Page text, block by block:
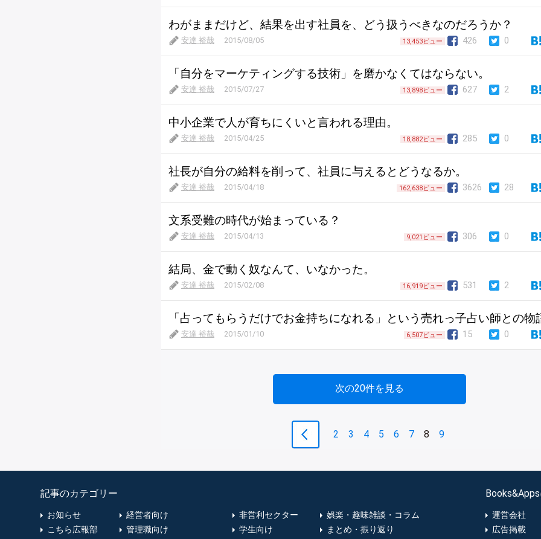
わがままだけど、結果を出す社員を、どう扱うべきなのだろうか？
安達 裕哉 2015/08/05 13,453ビュー 426 0
「自分をマーケティングする技術」を磨かなくてはならない。
安達 裕哉 2015/07/27 13,898ビュー 627 2
中小企業で人が育ちにくいと言われる理由。
安達 裕哉 2015/04/25 18,882ビュー 285 0
社長が自分の給料を削って、社員に与えるとどうなるか。
安達 裕哉 2015/04/18 162,638ビュー 3626 28
文系受難の時代が始まっている？
安達 裕哉 2015/04/13 9,021ビュー 306 0
結局、金で動く奴なんて、いなかった。
安達 裕哉 2015/02/08 16,919ビュー 531 2
「占ってもらうだけでお金持ちになれる」という売れっ子占い師との物
安達 裕哉 2015/01/10 6,507ビュー 15 0
次の20件を見る
2 3 4 5 6 7 8 9
記事のカテゴリー
お知らせ
こちら広報部
経営者向け
管理職向け
非営利セクター
学生向け
娯楽・趣味雑談・コラム
まとめ・振り返り
運営会社
広告掲載